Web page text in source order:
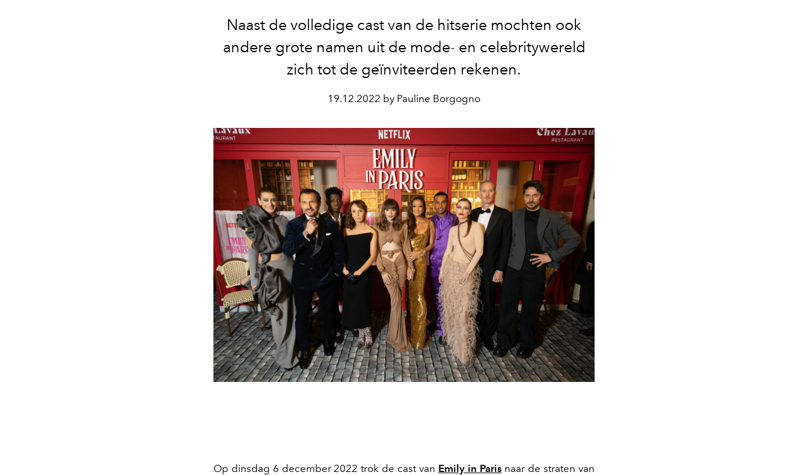
Naast de volledige cast van de hitserie mochten ook
andere grote namen uit de mode- en celebritywereld
zich tot de geïnviteerden rekenen.
19.12.2022 by Pauline Borgogno
Op dinsdag 6 december 2022 trok de cast van Emily in Paris naar de straten van